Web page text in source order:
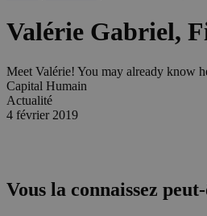
Valérie Gabriel,
Meet Valérie! You may already know
Capital Humain
Actualité
4 février 2019
Vous la connaissez